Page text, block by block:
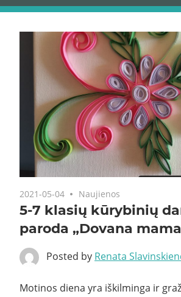
2021-05-04 Naujienos
5-7 klasių kūrybinių
paroda „Dovana
Posted by Renata
Motinos diena yra iškilminga ir